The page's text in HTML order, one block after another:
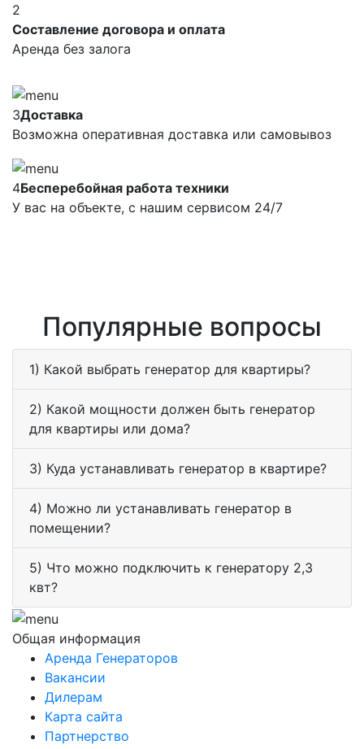
2
Составление договора и оплата
Аренда без залога
3Доставка
Возможна оперативная доставка или самовывоз
4Бесперебойная работа техники
У вас на объекте, с нашим сервисом 24/7
Популярные вопросы
1) Какой выбрать генератор для квартиры?
2) Какой мощности должен быть генератор
для квартиры или дома?
3) Куда устанавливать генератор в квартире?
4) Можно ли устанавливать генератор в
помещении?
5) Что можно подключить к генератору 2,3
квт?
Общая информация
Аренда Генераторов
Вакансии
Дилерам
Карта сайта
Партнерство